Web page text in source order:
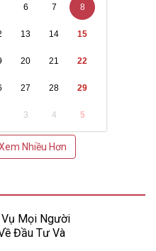
6 7 8
13 14 15
20 21 22
27 28 29
3 4 5
Nhiều Hơn
Mọi Người
Đầu Tư Và